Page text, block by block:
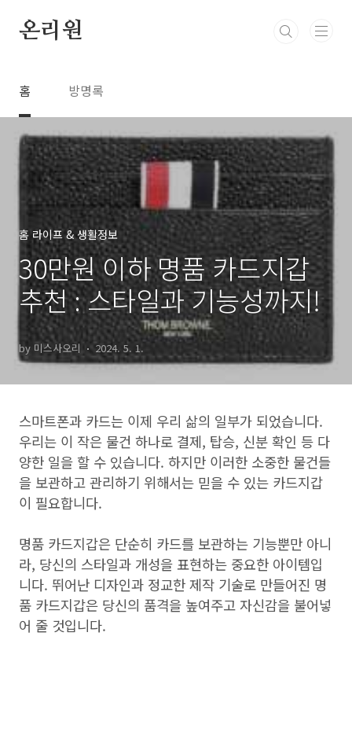
온리원
홈 방명록
홈 라이프 & 생활정보
30만원 이하 명품 카드지갑
추천 : 스타일과 기능성까지!
by 미스사오리 2024. 5. 1.
스마트폰과 카드는 이제 우리 삶의 일부가 되었습니다.
우리는 이 작은 물건 하나로 결제, 탑승, 신분 확인 등 다
양한 일을 할 수 있습니다. 하지만 이러한 소중한 물건들
을 보관하고 관리하기 위해서는 믿을 수 있는 카드지갑
이 필요합니다.
명품 카드지갑은 단순히 카드를 보관하는 기능뿐만 아니
라, 당신의 스타일과 개성을 표현하는 중요한 아이템입
니다. 뛰어난 디자인과 정교한 제작 기술로 만들어진 명
품 카드지갑은 당신의 품격을 높여주고 자신감을 불어넣
어 줄 것입니다.